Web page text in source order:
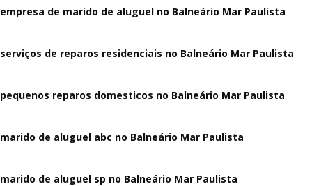
empresa de marido de aluguel no Balneário Mar Paulista
serviços de reparos residenciais no Balneário Mar Paulista
pequenos reparos domesticos no Balneário Mar Paulista
marido de aluguel abc no Balneário Mar Paulista
marido de aluguel sp no Balneário Mar Paulista